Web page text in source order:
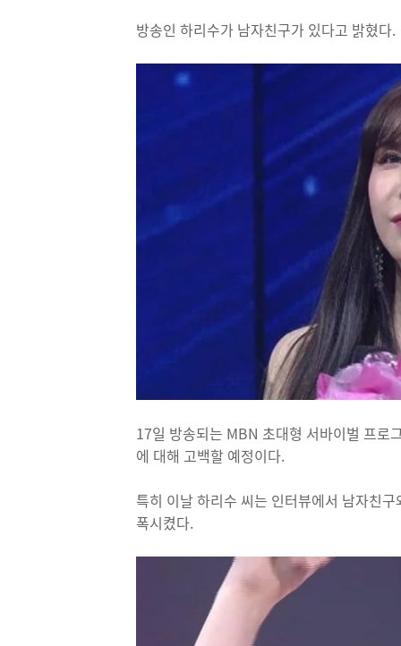
방송인 하리수가 남자친구가 있다고 밝혔다.
17일 방송되는 MBN 초대형 서바이벌 프
에 대해 고백할 예정이다.
특히 이날 하리수 씨는 인터뷰에서 남자친
폭시켰다.